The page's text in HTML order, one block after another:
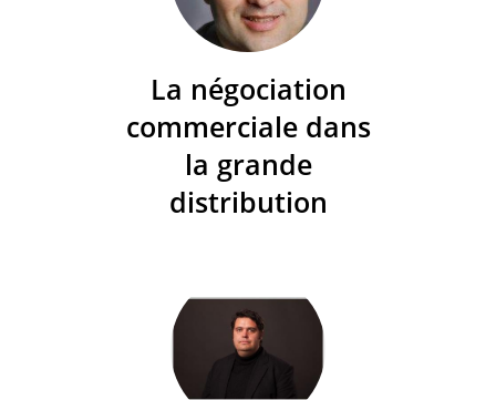
La négociation
commerciale dans
la grande
distribution